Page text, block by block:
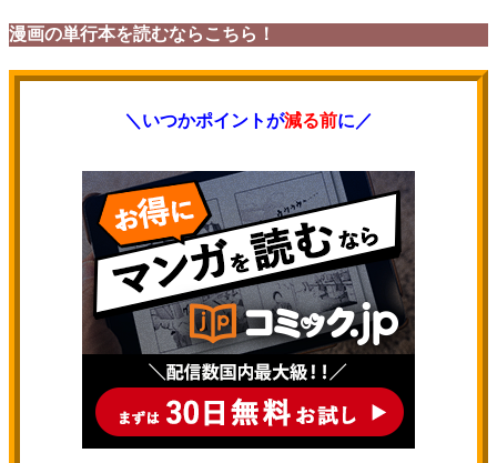
漫画の単行本を読むならこちら！
＼いつかポイントが減る前に／